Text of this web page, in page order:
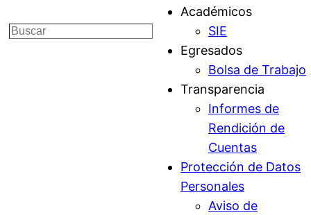
Buscar
Académicos
SIE
Egresados
Bolsa de Trabajo
Transparencia
Informes de
Rendición de
Cuentas
Protección de Datos
Personales
Aviso de